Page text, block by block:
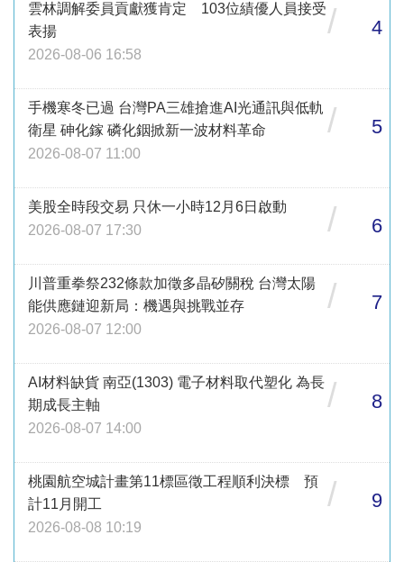
雲林調解委員貢獻獲肯定 103位績優人員接受
表揚
2026-08-06 16:58
/ 4
手機寒冬已過 台灣PA三雄搶進AI光通訊與低軌
衛星 砷化鎵 磷化銦掀新一波材料革命
2026-08-07 11:00
/ 5
美股全時段交易 只休一小時12月6日啟動
2026-08-07 17:30
/ 6
川普重拳祭232條款加徵多晶矽關稅 台灣太陽
能供應鏈迎新局：機遇與挑戰並存
2026-08-07 12:00
/ 7
AI材料缺貨 南亞(1303) 電子材料取代塑化 為長
期成長主軸
2026-08-07 14:00
/ 8
桃園航空城計畫第11標區徵工程順利決標 預
計11月開工
2026-08-08 10:19
/ 9